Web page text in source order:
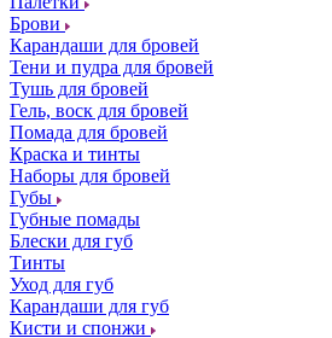
Брови
Карандаши для бровей
Тени и пудра для бровей
Тушь для бровей
Гель, воск для бровей
Помада для бровей
Краска и тинты
Наборы для бровей
Губы
Губные помады
Блески для губ
Тинты
Уход для губ
Карандаши для губ
Кисти и спонжи